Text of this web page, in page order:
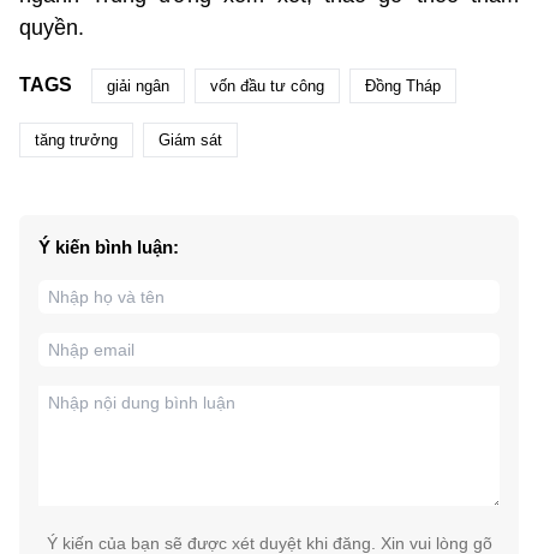
quyền.
TAGS giải ngân vốn đầu tư công Đồng Tháp
tăng trưởng Giám sát
Ý kiến bình luận:
Ý kiến của bạn sẽ được xét duyệt khi đăng. Xin vui lòng gõ